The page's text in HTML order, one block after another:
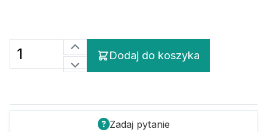
Dodaj do koszyka
Zadaj pytanie